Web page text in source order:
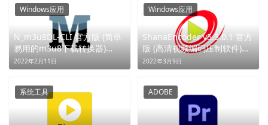
N_m3u8DL-CLI 官方版 (简单
易用的m3u8下载转换器)
(M3U8秒转MP4)
2022年2月11日
Windows应用
ShanaEncoder v5.3.0.1 官方
版 (高清视频编码压制软件)
(极速高清，B站首选)
2022年3月9日
Windows应用
系统工具 ADOBE